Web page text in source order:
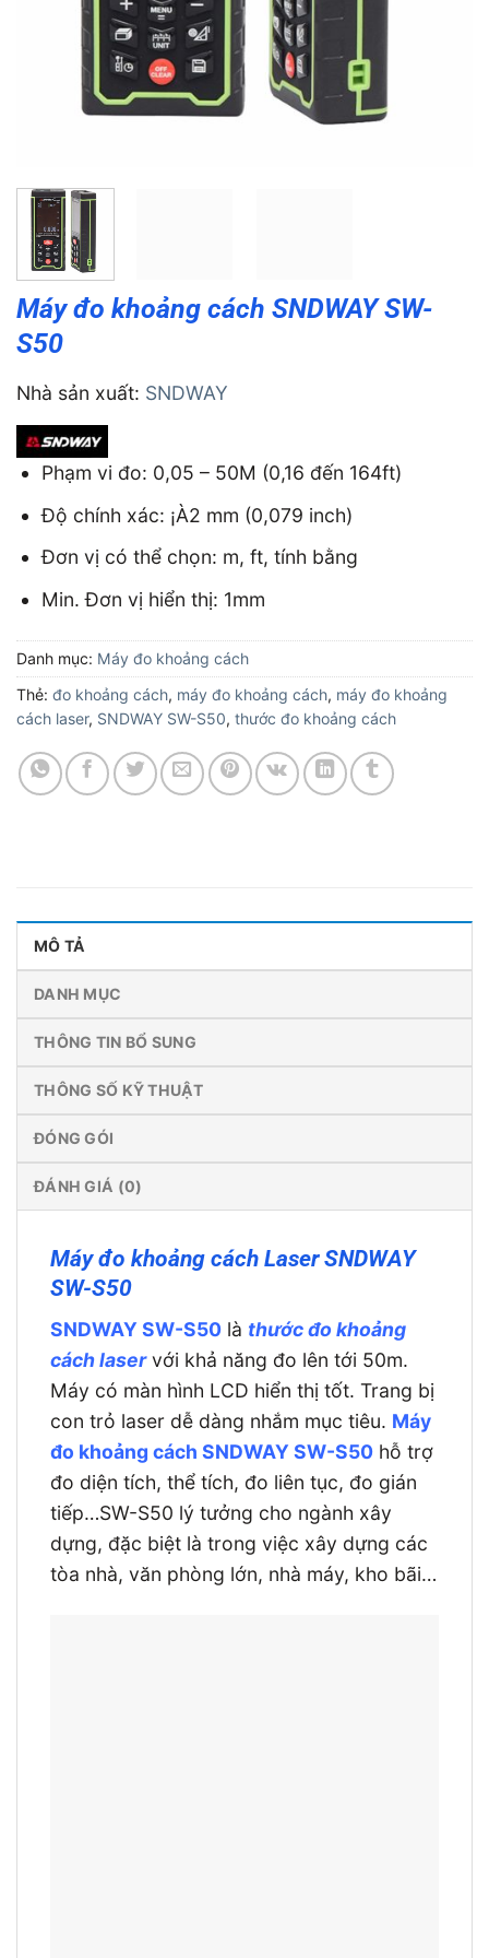
Máy đo khoảng cách SNDWAY SW-
S50
Nhà sản xuất: SNDWAY
Phạm vi đo: 0,05 – 50M (0,16 đến 164ft)
Độ chính xác: ¡À2 mm (0,079 inch)
Đơn vị có thể chọn: m, ft, tính bằng
Min. Đơn vị hiển thị: 1mm
Danh mục: Máy đo khoảng cách
Thẻ: đo khoảng cách, máy đo khoảng cách, máy đo khoảng
cách laser, SNDWAY SW-S50, thước đo khoảng cách
MÔ TẢ
DANH MỤC
THÔNG TIN BỔ SUNG
THÔNG SỐ KỸ THUẬT
ĐÓNG GÓI
ĐÁNH GIÁ (0)
Máy đo khoảng cách Laser SNDWAY
SW-S50
SNDWAY SW-S50 là thước đo khoảng
cách laservới khả năng đo lên tới 50m.
Máy có màn hình LCD hiển thị tốt. Trang bị
con trỏ laser dễ dàng nhắm mục tiêu. Máy
đo khoảng cách SNDWAY SW-S50 hỗ trợ
đo diện tích, thể tích, đo liên tục, đo gián
tiếp…SW-S50 lý tưởng cho ngành xây
dựng, đặc biệt là trong việc xây dựng các
tòa nhà, văn phòng lớn, nhà máy, kho bãi…